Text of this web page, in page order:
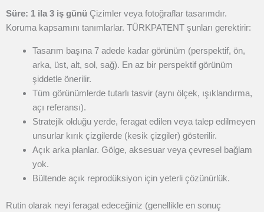
Süre: 1 ila 3 iş günü Çizimler veya fotoğraflar tasarımdır.
Koruma kapsamını tanımlarlar. TÜRKPATENT şunları gerektirir:
Tasarım başına 7 adede kadar görünüm (perspektif, ön,
arka, üst, alt, sol, sağ). En az bir perspektif görünüm
şiddetle önerilir.
Tüm görünümlerde tutarlı tasvir (aynı ölçek, ışıklandırma,
açı referansı).
Stratejik olduğu yerde, feragat edilen veya talep edilmeyen
unsurlar kırık çizgilerde (kesik çizgiler) gösterilir.
Açık arka planlar. Gölge, aksesuar veya çevresel bağlam
yok.
Bültende açık reprodüksiyon için yeterli çözünürlük.
Rutin olarak neyi feragat edeceğiniz (genellikle en sonuç